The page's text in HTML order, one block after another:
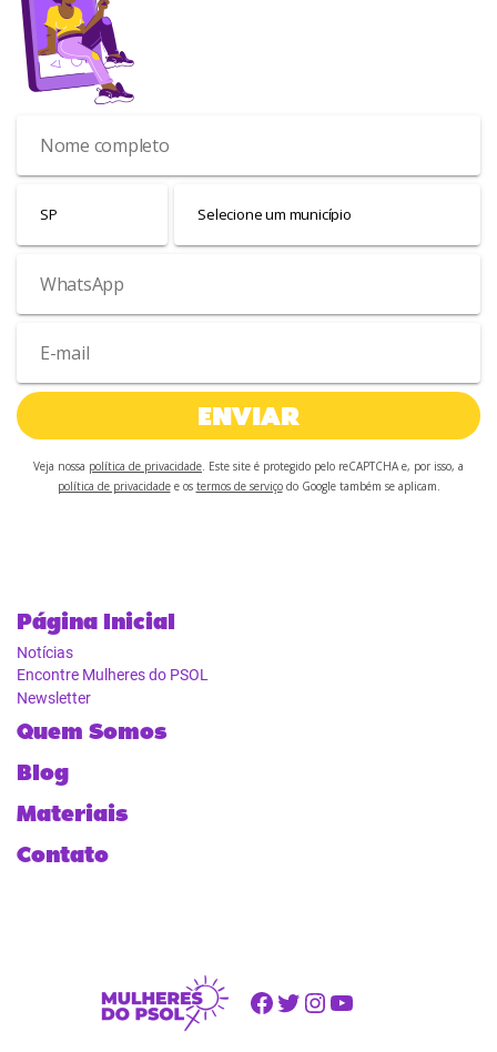
ENVIAR
Veja nossa política de privacidade . Este site é protegido pelo reCAPTCHA e, por isso, a
política de privacidadee os termos de serviçodo Google também se aplicam.
Página Inicial
Notícias
Encontre Mulheres do PSOL
Newsletter
Quem Somos
Blog
Materiais
Contato
Facebook Twitter Instagram Youtube